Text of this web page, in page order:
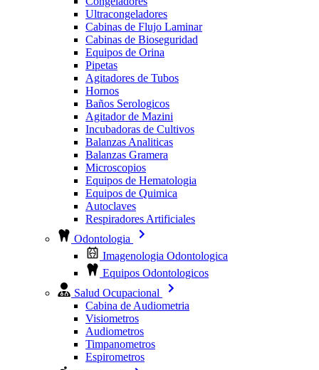
Ultracongeladores
Cabinas de Flujo Laminar
Cabinas de Bioseguridad
Equipos de Orina
Pipetas
Agitadores de Tubos
Hornos
Baños Serologicos
Agitador de Mazini
Incubadoras de Cultivos
Balanzas Analiticas
Balanzas Gramera
Microscopios
Equipos de Hematologia
Equipos de Quimica
Autoclaves
Respiradores Artificiales
Odontologia
Imagenologia Odontologica
Equipos Odontologicos
Salud Ocupacional
Cabina de Audiometria
Visiometros
Audiometros
Timpanometros
Espirometros